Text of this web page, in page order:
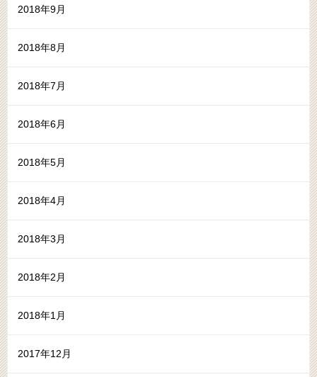
2018年9月
2018年8月
2018年7月
2018年6月
2018年5月
2018年4月
2018年3月
2018年2月
2018年1月
2017年12月